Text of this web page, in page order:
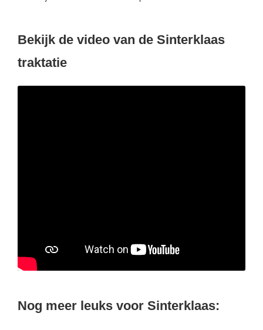
Bekijk de video van de Sinterklaas
traktatie
Nog meer leuks voor Sinterklaas: